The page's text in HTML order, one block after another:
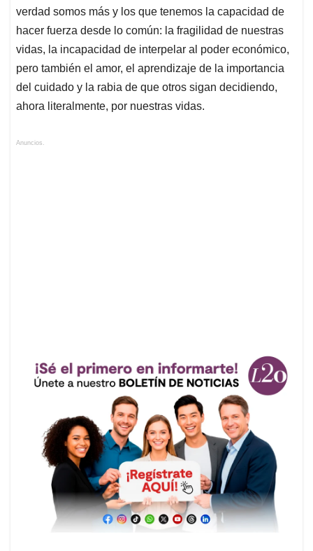
verdad somos más y los que tenemos la capacidad de
hacer fuerza desde lo común: la fragilidad de nuestras
vidas, la incapacidad de interpelar al poder económico,
pero también el amor, el aprendizaje de la importancia
del cuidado y la rabia de que otros sigan decidiendo,
ahora literalmente, por nuestras vidas.
Anuncios.